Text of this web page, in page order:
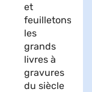
et
feuilletons
les
grands
livres à
gravures
du siècle